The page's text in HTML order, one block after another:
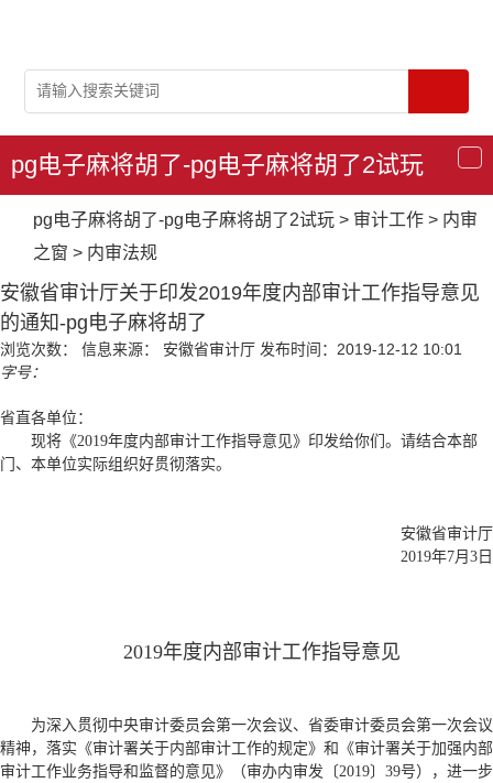
导
航
pg电子麻将胡了-pg电子麻将胡了2试玩
pg电子麻将胡了-pg电子麻将胡了2试玩 > 审计工作 > 内审
之窗 > 内审法规
安徽省审计厅关于印发2019年度内部审计工作指导意见
的通知-pg电子麻将胡了
浏览次数： 信息来源： 安徽省审计厅 发布时间：2019-12-12 10:01
字号：
省直各单位：
现将 《2019年度内部审计工作指导意见》 印发给你们。请结合本部
门、本单位实际组织好贯彻落实。
安徽省审计厅
2019年7月3日
2019年度内部审计工作指导意见
为深入贯彻中央审计委员会第一次会议、省委审计委员会第一次会议
精神，落实 《审计署关于内部审计工作的规定》 和 《审计署关于加强内部
审计工作业务指导和监督的意见》
（审办内审发〔2019〕39号），进一步